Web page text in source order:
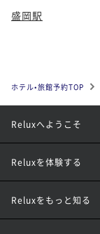
盛岡駅
ホテル•旅館予約TOP
Reluxへようこそ
Reluxを体験する
Reluxをもっと知る